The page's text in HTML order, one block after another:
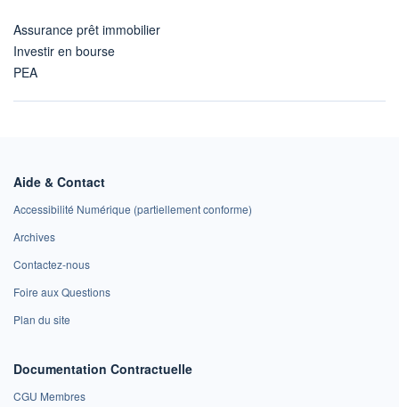
Assurance prêt immobilier
Investir en bourse
PEA
Aide & Contact
Accessibilité Numérique (partiellement conforme)
Archives
Contactez-nous
Foire aux Questions
Plan du site
Documentation Contractuelle
CGU Membres